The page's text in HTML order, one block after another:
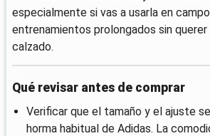
especialmente si vas a usarla en
entrenamientos prolongados sin querer
calzado.
Qué revisar antes de comprar
Verificar que el tamaño y el ajuste
horma habitual de Adidas. La